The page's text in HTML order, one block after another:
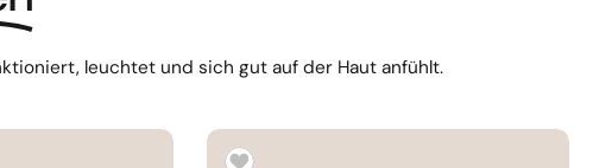
leuchtet und sich gut auf der Haut anfühlt.